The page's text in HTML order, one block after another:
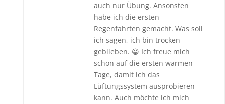
auch nur Übung. Ansonsten
habe ich die ersten
Regenfahrten gemacht. Was soll
ich sagen, ich bin trocken
geblieben. 😀 Ich freue mich
schon auf die ersten warmen
Tage, damit ich das
Lüftungssystem ausprobieren
kann. Auch möchte ich mich